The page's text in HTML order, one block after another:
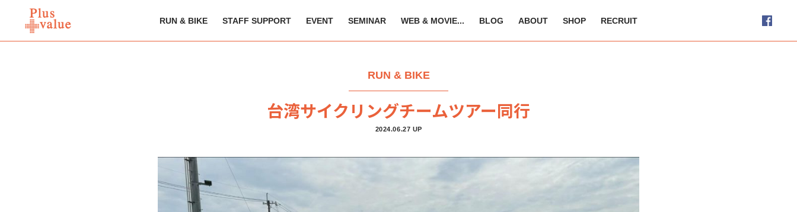
RUN & BIKE STAFF SUPPORT EVENT SEMINAR WEB & MOVIE... BLOG ABOUT SHOP RECRUIT
RUN & BIKE
台湾サイクリングチームツアー同行
2024.06.27 UP